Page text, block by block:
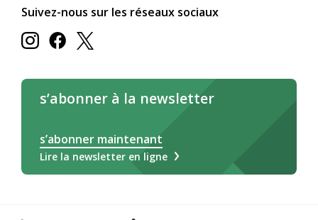
Suivez-nous sur les réseaux sociaux
s’abonner à la newsletter
s’abonner maintenant
Lire la newsletter en ligne